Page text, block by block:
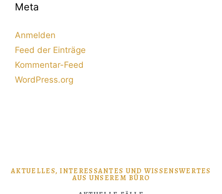
Meta
Anmelden
Feed der Einträge
Kommentar-Feed
WordPress.org
AKTUELLES, INTERESSANTES UND WISSENSWERTES
AUS UNSEREM BÜRO